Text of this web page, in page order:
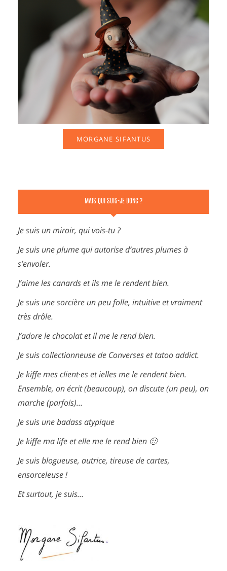
MORGANE SIFANTUS
MAIS QUI SUIS-JE DONC ?
Je suis un miroir, qui vois-tu ?
Je suis une plume qui autorise d’autres plumes à
s’envoler.
J’aime les canards et ils me le rendent bien.
Je suis une sorcière un peu folle, intuitive et vraiment
très drôle.
J’adore le chocolat et il me le rend bien.
Je suis collectionneuse de Converses et tatoo addict.
Je kiffe mes client·es et ielles me le rendent bien.
Ensemble, on écrit (beaucoup), on discute (un peu), on
marche (parfois)…
Je suis une badass atypique
Je kiffe ma life et elle me le rend bien 🙂
Je suis blogueuse, autrice, tireuse de cartes,
ensorceleuse !
Et surtout, je suis…